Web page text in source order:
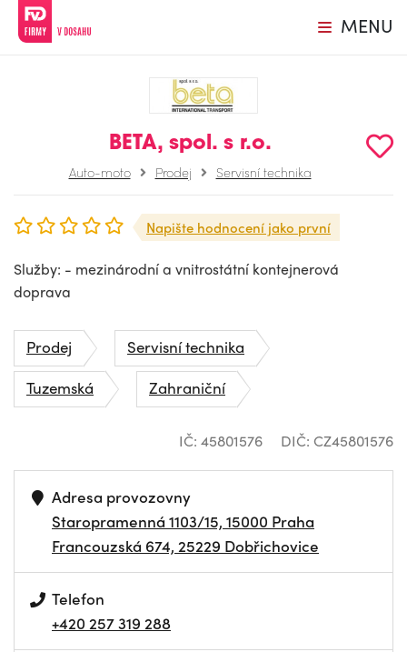
MENU
BETA, spol. s r.o.
Auto-moto Prodej Servisní technika
Napište hodnocení jako první
Služby: - mezinárodní a vnitrostátní kontejnerová
doprava
Prodej
Servisní technika
Tuzemská
Zahraniční
IČ: 45801576 DIČ: CZ45801576
Adresa provozovny
Staropramenná 1103/15, 15000 Praha
Francouzská 674, 25229 Dobřichovice
Telefon
+420 257 319 288